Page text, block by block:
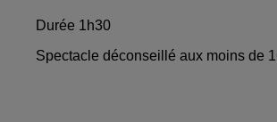
Durée 1h30
Spectacle déconseillé aux moins de